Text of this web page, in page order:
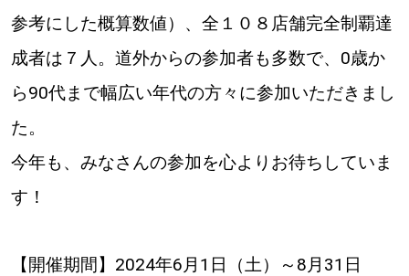
参考にした概算数値）、全１０８店舗完全制覇達
成者は７人。道外からの参加者も多数で、0歳か
ら90代まで幅広い年代の方々に参加いただきまし
た。
今年も、みなさんの参加を心よりお待ちしていま
す！
【開催期間】2024年6月1日（土）～8月31日